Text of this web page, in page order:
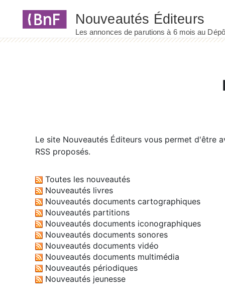
Le site Nouveautés Éditeurs vous permet d'être
RSS proposés.
Toutes les nouveautés
Nouveautés livres
Nouveautés documents cartographiques
Nouveautés partitions
Nouveautés documents iconographiques
Nouveautés documents sonores
Nouveautés documents vidéo
Nouveautés documents multimédia
Nouveautés périodiques
Nouveautés jeunesse